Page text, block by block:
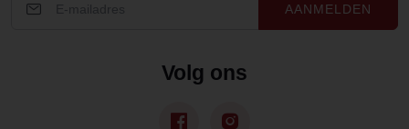
AANMELDEN
Volg ons